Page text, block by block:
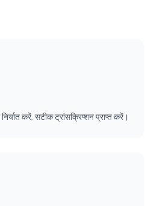
करें, सटीक ट्रांसक्रिप्शन प्राप्त करें।